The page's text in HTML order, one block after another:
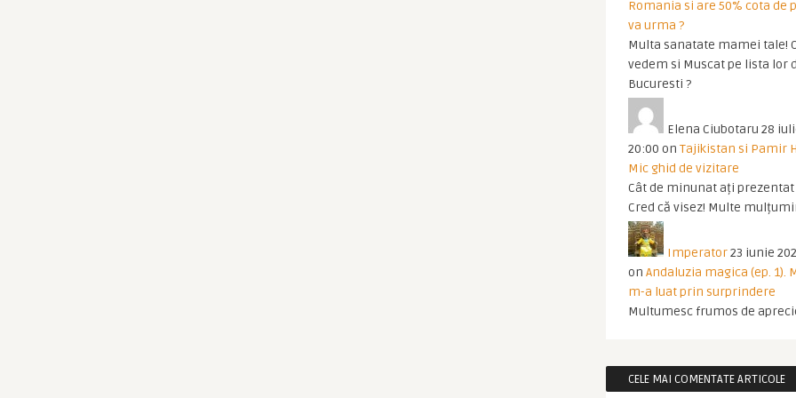
Romania si are 50% cota de
va urma ?
Multa sanatate mamei tale!
vedem si Muscat pe lista lor
Bucuresti ?
Elena Ciubotaru 28
20:00 on Tajikistan si Pamir
Mic ghid de vizitare
Cât de minunat ați prezentat
Cred că visez! Multe
Imperator23 iunie
on Andaluzia magica (ep. 1).
m-a luat prin surprindere
Multumesc frumos de
CELE MAI COMENTATE ARTICOLE